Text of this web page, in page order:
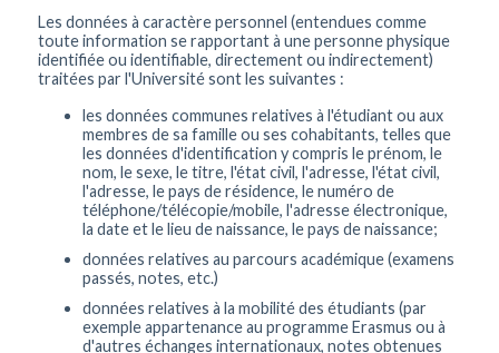
Les données à caractère personnel (entendues comme
toute information se rapportant à une personne physique
identifiée ou identifiable, directement ou indirectement)
traitées par l'Université sont les suivantes :
les données communes relatives à l'étudiant ou aux
membres de sa famille ou ses cohabitants, telles que
les données d'identification y compris le prénom, le
nom, le sexe, le titre, l'état civil, l'adresse, l'état civil,
l'adresse, le pays de résidence, le numéro de
téléphone/télécopie/mobile, l'adresse électronique,
la date et le lieu de naissance, le pays de naissance;
données relatives au parcours académique (examens
passés, notes, etc.)
données relatives à la mobilité des étudiants (par
exemple appartenance au programme Erasmus ou à
d'autres échanges internationaux, notes obtenues